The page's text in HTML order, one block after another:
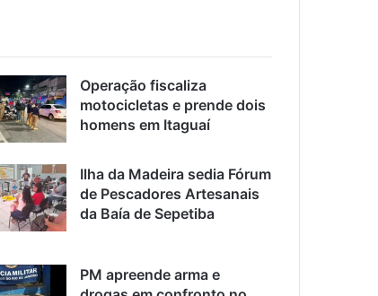
Operação fiscaliza
motocicletas e prende dois
homens em Itaguaí
Ilha da Madeira sedia Fórum
de Pescadores Artesanais
da Baía de Sepetiba
PM apreende arma e